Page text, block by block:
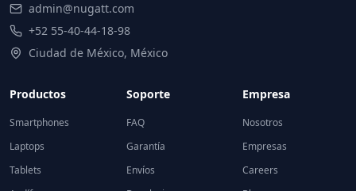
admin@nugatt.com
+52 55-40-44-18-98
Ciudad de México, México
Productos
Smartphones
Laptops
Tablets
Soporte
FAQ
Garantía
Envíos
Empresa
Nosotros
Empresas
Careers